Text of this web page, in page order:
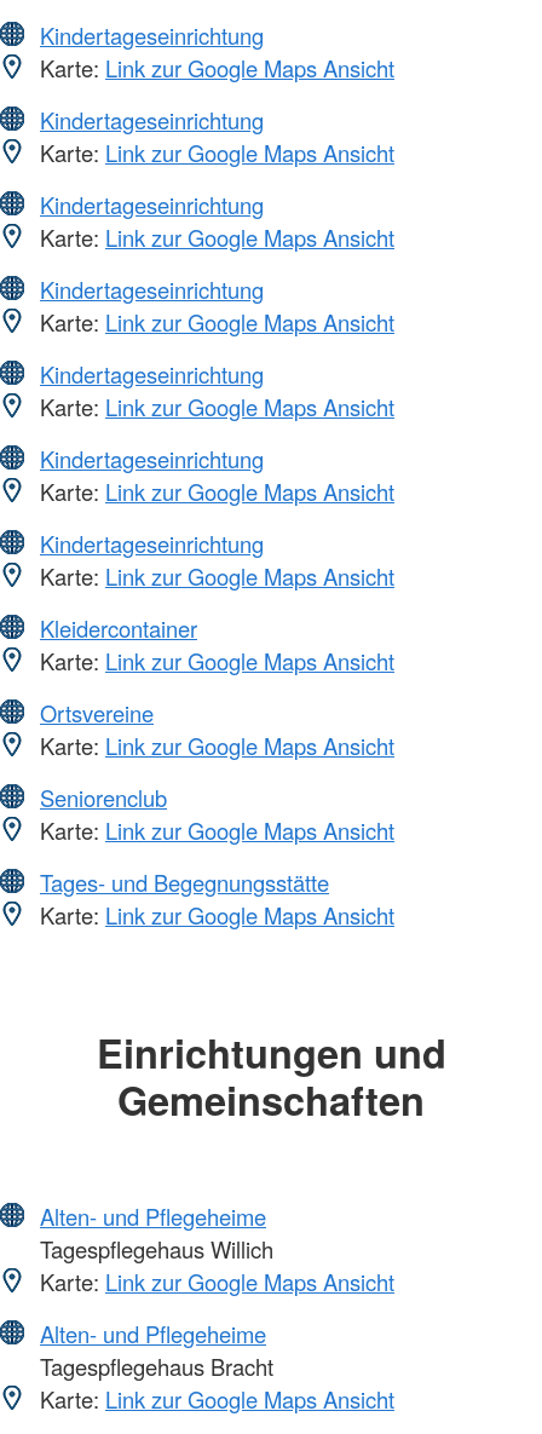
Kindertageseinrichtung
Karte: Link zur Google Maps Ansicht
Kindertageseinrichtung
Karte: Link zur Google Maps Ansicht
Kindertageseinrichtung
Karte: Link zur Google Maps Ansicht
Kindertageseinrichtung
Karte: Link zur Google Maps Ansicht
Kindertageseinrichtung
Karte: Link zur Google Maps Ansicht
Kindertageseinrichtung
Karte: Link zur Google Maps Ansicht
Kindertageseinrichtung
Karte: Link zur Google Maps Ansicht
Kleidercontainer
Karte: Link zur Google Maps Ansicht
Ortsvereine
Karte: Link zur Google Maps Ansicht
Seniorenclub
Karte: Link zur Google Maps Ansicht
Tages- und Begegnungsstätte
Karte: Link zur Google Maps Ansicht
Einrichtungen und
Gemeinschaften
Alten- und Pflegeheime
Tagespflegehaus Willich
Karte: Link zur Google Maps Ansicht
Alten- und Pflegeheime
Tagespflegehaus Bracht
Karte: Link zur Google Maps Ansicht